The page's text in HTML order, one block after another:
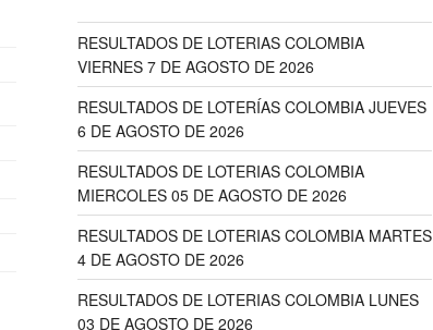
RESULTADOS DE LOTERIAS COLOMBIA
VIERNES 7 DE AGOSTO DE 2026
RESULTADOS DE LOTERÍAS COLOMBIA JUEVES
6 DE AGOSTO DE 2026
RESULTADOS DE LOTERIAS COLOMBIA
MIERCOLES 05 DE AGOSTO DE 2026
RESULTADOS DE LOTERIAS COLOMBIA MARTES
4 DE AGOSTO DE 2026
RESULTADOS DE LOTERIAS COLOMBIA LUNES
03 DE AGOSTO DE 2026